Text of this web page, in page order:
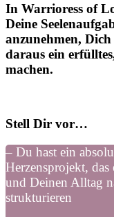
In Warrioress of
Deine
anzunehmen,
daraus ein
machen.
Stell Dir vor…
– Du hast ein
Herzensprojekt,
und Deinen Alltag
strukturieren